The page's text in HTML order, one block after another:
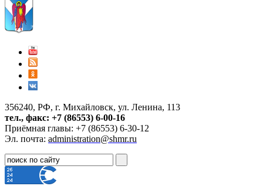
356240, РФ, г. Михайловск, ул. Ленина, 113
тел., факс: +7 (86553) 6-00-16
Приёмная главы: +7 (86553) 6-30-12
Эл. почта: administration@shmr.ru